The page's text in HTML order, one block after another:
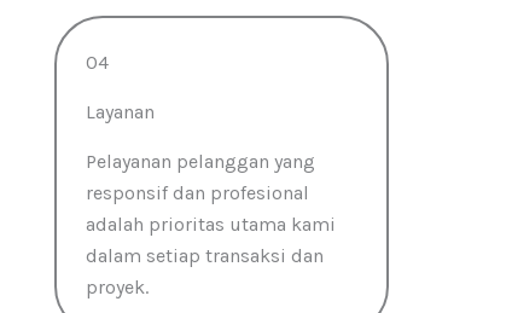
04
Layanan
Pelayanan pelanggan yang
responsif dan profesional
adalah prioritas utama kami
dalam setiap transaksi dan
proyek.